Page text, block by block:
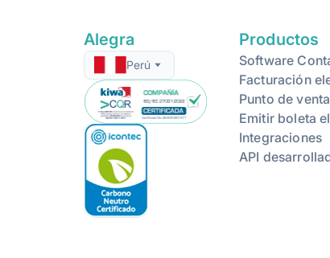
Funciones de Inventario
Actualización masiva de
items
Integraciones
Alegra
Perú
Productos
Software
Facturación
Punto de venta
Emitir boleta
Integraciones
API